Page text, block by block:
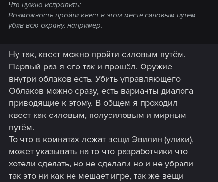
Что нужно исправить:
Возможность пройти квест в этом месте силовым путем -
убив всю охрану, например.
Ну так, квест можно пройти силовым путём.
Первый раз я его так и прошёл. Оружие
внутри облаков есть. Убить управляющего
Облаков можно сразу, есть варианты диалога
приводящие к этому. В общем я проходил
квест как силовым, полусиловым и мирным
путём.
То что в комнатах лежат вещи Эвилин (улики),
может указывать на то что разработчики что
хотели сделать, но не сделали но и не убрали
так это ни как не мешает игре, так же вещи